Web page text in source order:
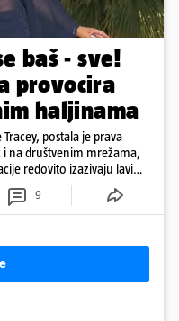
baš - sve!
provocira
haljinama
postala je prava
i na društvenim mrežama,
redovito izazivaju lavinu
9